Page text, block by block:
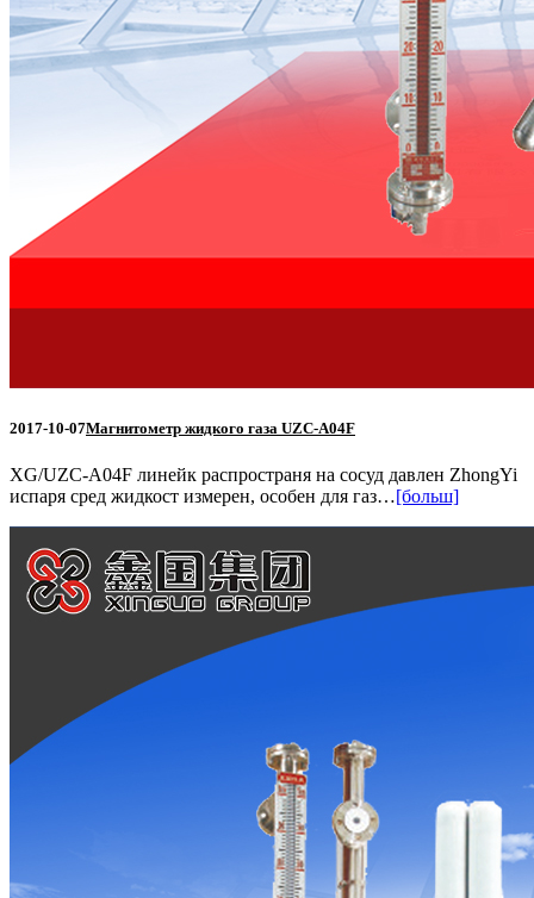
2017-10-07Магнитометр жидкого газа UZC-A04F
XG/UZC-A04F линейк распространя на сосуд давлен ZhongYi
испаря сред жидкост измерен, особен для газ…[больш]